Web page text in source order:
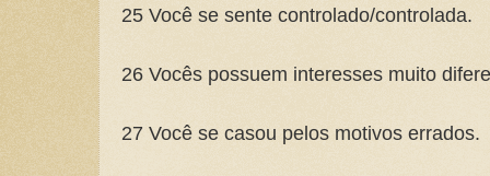
25 Você se sente controlado/controlada.
26 Vocês possuem interesses muito
27 Você se casou pelos motivos errados.